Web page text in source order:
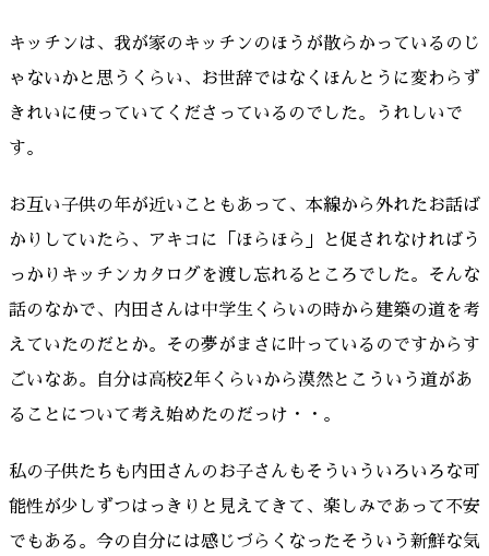
キッチンは、我が家のキッチンのほうが散らかっているのじ
ゃないかと思うくらい、お世辞ではなくほんとうに変わらず
きれいに使っていてくださっているのでした。うれしいで
す。
お互い子供の年が近いこともあって、本線から外れたお話ば
かりしていたら、アキコに「ほらほら」と促されなければう
っかりキッチンカタログを渡し忘れるところでした。そんな
話のなかで、内田さんは中学生くらいの時から建築の道を考
えていたのだとか。その夢がまさに叶っているのですからす
ごいなあ。自分は高校2年くらいから漠然とこういう道があ
ることについて考え始めたのだっけ・・。
私の子供たちも内田さんのお子さんもそういういろいろな可
能性が少しずつはっきりと見えてきて、楽しみであって不安
でもある。今の自分には感じづらくなったそういう新鮮な気